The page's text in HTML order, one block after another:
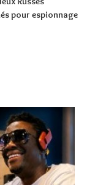
pour espionnage